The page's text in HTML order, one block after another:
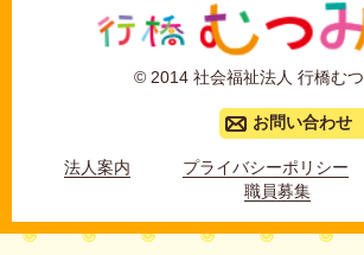
© 2014 社会福祉法人 行橋む
お問い合わせ
法人案内 プライバシーポリシー
職員募集